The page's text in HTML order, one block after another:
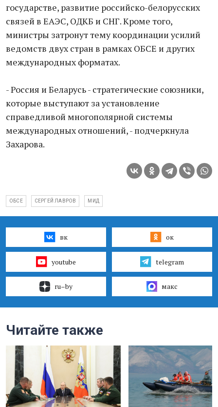
государстве, развитие российско-белорусских
связей в ЕАЭС, ОДКБ и СНГ. Кроме того,
министры затронут тему координации усилий
ведомств двух стран в рамках ОБСЕ и других
международных форматах.
- Россия и Беларусь - стратегические союзники,
которые выступают за установление
справедливой многополярной системы
международных отношений, - подчеркнула
Захарова.
ОБСЕ СЕРГЕЙ ЛАВРОВ МИД
вк ок
youtube telegram
ru–by макс
Читайте также